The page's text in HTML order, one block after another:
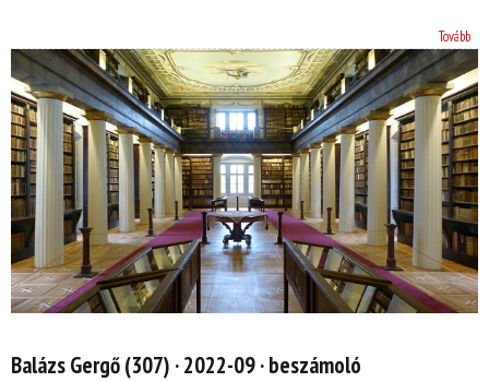
Tovább
Balázs Gergő (307) · 2022-09 · beszámoló